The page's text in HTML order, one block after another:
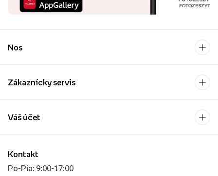
Nos
Zákaznícky servis
Kontakt
Po-Pia: 9:00-17:00
Váš účet